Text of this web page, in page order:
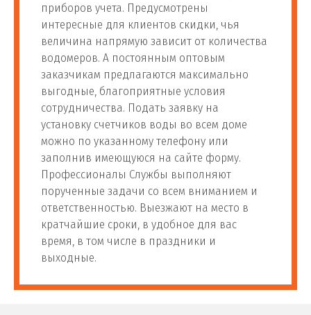
приборов учета. Предусмотрены
интересные для клиентов скидки, чья
величина напрямую зависит от количества
водомеров. А постоянным оптовым
заказчикам предлагаются максимально
выгодные, благоприятные условия
сотрудничества. Подать заявку на
установку счетчиков воды во всем доме
можно по указанному телефону или
заполнив имеющуюся на сайте форму.
Профессионалы Службы выполняют
порученные задачи со всем вниманием и
ответственностью. Выезжают на место в
кратчайшие сроки, в удобное для вас
время, в том числе в праздники и
выходные.